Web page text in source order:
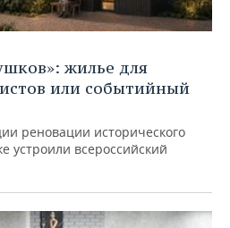
жилье для
или событийный
реновации исторического
устроили всероссийский